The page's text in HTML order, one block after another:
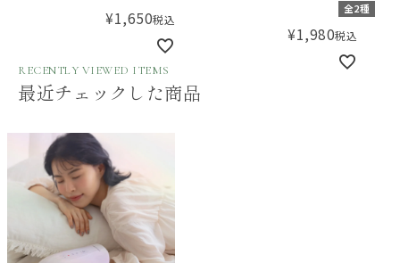
¥1,650税込
全2種
¥1,980税込
RECENTLY VIEWED ITEMS
最近チェックした商品